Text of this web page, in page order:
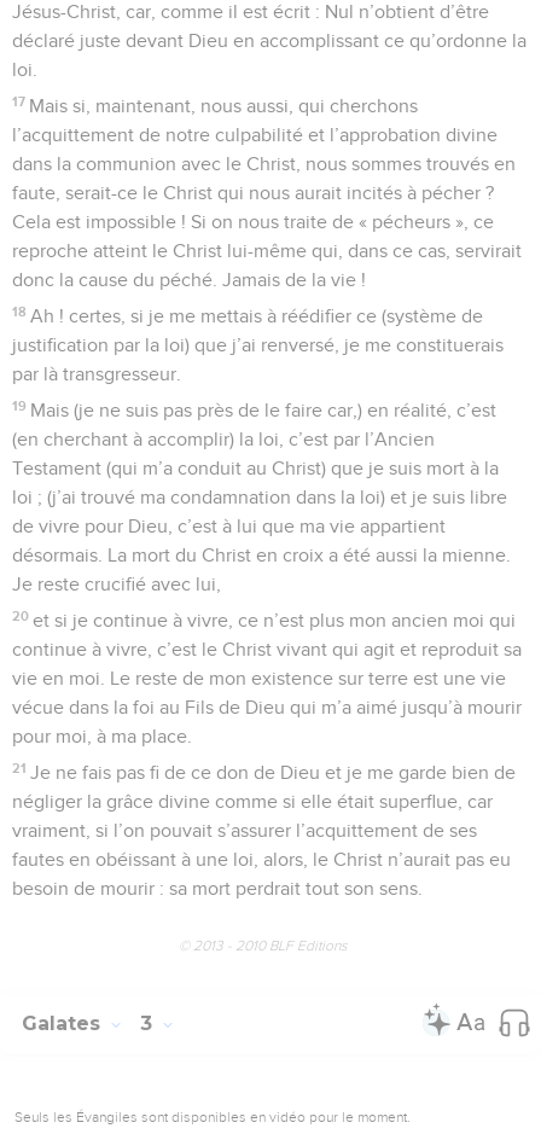
Jésus-Christ, car, comme il est écrit : Nul n’obtient d’être
déclaré juste devant Dieu en accomplissant ce qu’ordonne la
loi.
17 Mais si, maintenant, nous aussi, qui cherchons
l’acquittement de notre culpabilité et l’approbation divine
dans la communion avec le Christ, nous sommes trouvés en
faute, serait-ce le Christ qui nous aurait incités à pécher ?
Cela est impossible ! Si on nous traite de « pécheurs », ce
reproche atteint le Christ lui-même qui, dans ce cas, servirait
donc la cause du péché. Jamais de la vie !
18 Ah ! certes, si je me mettais à réédifier ce (système de
justification par la loi) que j’ai renversé, je me constituerais
par là transgresseur.
19 Mais (je ne suis pas près de le faire car,) en réalité, c’est
(en cherchant à accomplir) la loi, c’est par l’Ancien
Testament (qui m’a conduit au Christ) que je suis mort à la
loi ; (j’ai trouvé ma condamnation dans la loi) et je suis libre
de vivre pour Dieu, c’est à lui que ma vie appartient
désormais. La mort du Christ en croix a été aussi la mienne.
Je reste crucifié avec lui,
20 et si je continue à vivre, ce n’est plus mon ancien moi qui
continue à vivre, c’est le Christ vivant qui agit et reproduit sa
vie en moi. Le reste de mon existence sur terre est une vie
vécue dans la foi au Fils de Dieu qui m’a aimé jusqu’à mourir
pour moi, à ma place.
21 Je ne fais pas fi de ce don de Dieu et je me garde bien de
négliger la grâce divine comme si elle était superflue, car
vraiment, si l’on pouvait s’assurer l’acquittement de ses
fautes en obéissant à une loi, alors, le Christ n’aurait pas eu
besoin de mourir : sa mort perdrait tout son sens.
© 2013 - 2010 BLF Editions
Galates 3
Seuls les Évangiles sont disponibles en vidéo pour le moment.